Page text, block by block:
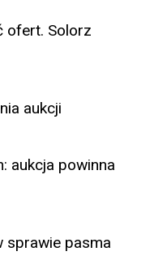
ofert. Solorz
aukcji
aukcja powinna
sprawie pasma